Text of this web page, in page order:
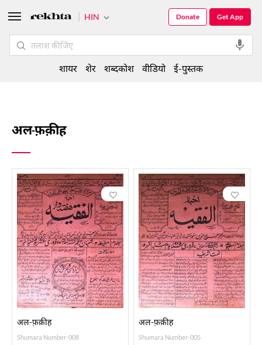
अल-फ़क़ीह
अल-फ़क़ीह
Shumara Number-008
अल-फ़क़ीह
Shumara Number-005
HIN Get App
Donate
शायर शेर शब्दकोश वीडियो ई-पुस्तक